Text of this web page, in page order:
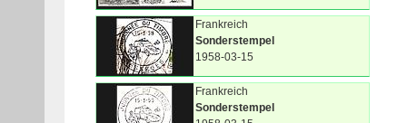
Frankreich
Sonderstempel
1958-03-15
Frankreich
Sonderstempel